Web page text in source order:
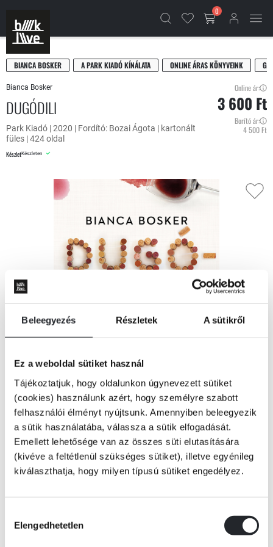
Beleegyezés Részletek A sütikről
Ez a weboldal sütiket használ
Tájékoztatjuk, hogy oldalunkon úgynevezett sütiket
(cookies) használunk azért, hogy személyre szabott
felhasználói élményt nyújtsunk. Amennyiben beleegyezik
a sütik használatába, válassza a sütik elfogadását.
Emellett lehetősége van az összes süti elutasítására
(kivéve a feltétlenül szükséges sütiket), illetve egyénileg
kiválaszthatja, hogy milyen típusú sütiket engedélyez.
kiválasztása
Elengedhetetlen
0
BIANCA BOSKER A PARK KIADÓ KÍNÁLATA ONLINE ÁRAS KÖNYVEINK
Bianca Bosker
DUGÓDILI
Park Kiadó | 2020 | Fordító: Bozai Ágota | kartonált
füles | 424 oldal
KészletKészleten
Online ár:
3 600 Ft
Borító ár:
4 500 Ft